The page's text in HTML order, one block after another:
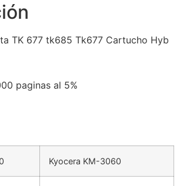
TK 677 tk685 Tk677 Cartucho Hyb
paginas al 5%
Kyocera KM-3060